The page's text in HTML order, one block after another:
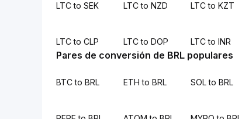
LTC to SEK LTC to NZD LTC to KZT
LTC to CLP LTC to DOP LTC to INR
Pares de conversión de BRL populares
BTC to BRL ETH to BRL SOL to BRL